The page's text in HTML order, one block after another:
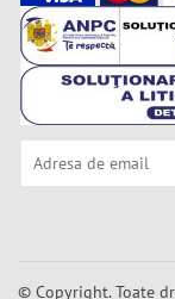
© Copyright. Toate